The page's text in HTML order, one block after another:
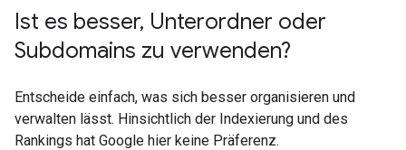
Ist es besser, Unterordner oder
Subdomains zu verwenden?
Entscheide einfach, was sich besser organisieren und
verwalten lässt. Hinsichtlich der Indexierung und des
Rankings hat Google hier keine Präferenz.